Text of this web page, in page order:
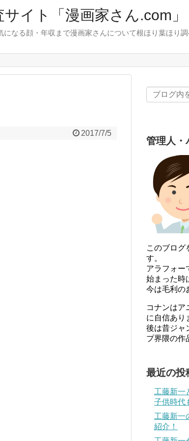
イト「漫画家さん.com」
なる顔・年収まで漫画家さんについて根ほり葉ほり
2017/7/5
管理人・
このブログ
す。
アラフォー
始まった時
今は毛利の
コナンはア
に自信あり
後は昔ジャ
プ界隈の作
最近の投
工藤新一
子供時代
工藤新一
紹介！